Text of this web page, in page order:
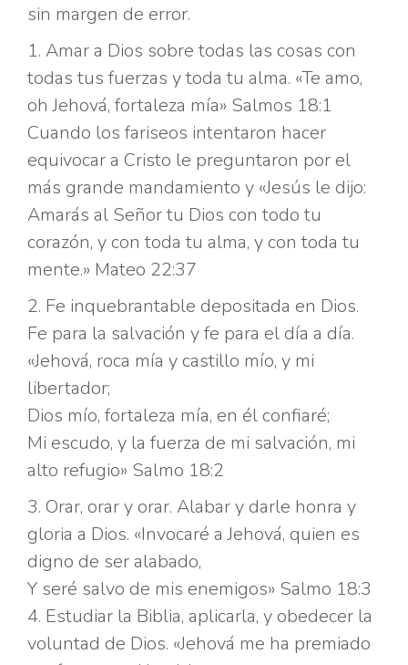
sin margen de error.
1. Amar a Dios sobre todas las cosas con
todas tus fuerzas y toda tu alma. «Te amo,
oh Jehová, fortaleza mía» Salmos 18:1
Cuando los fariseos intentaron hacer
equivocar a Cristo le preguntaron por el
más grande mandamiento y «Jesús le dijo:
Amarás al Señor tu Dios con todo tu
corazón, y con toda tu alma, y con toda tu
mente.» Mateo 22:37
2. Fe inquebrantable depositada en Dios.
Fe para la salvación y fe para el día a día.
«Jehová, roca mía y castillo mío, y mi
libertador;
Dios mío, fortaleza mía, en él confiaré;
Mi escudo, y la fuerza de mi salvación, mi
alto refugio» Salmo 18:2
3. Orar, orar y orar. Alabar y darle honra y
gloria a Dios. «Invocaré a Jehová, quien es
digno de ser alabado,
Y seré salvo de mis enemigos» Salmo 18:3
4. Estudiar la Biblia, aplicarla, y obedecer la
voluntad de Dios. «Jehová me ha premiado